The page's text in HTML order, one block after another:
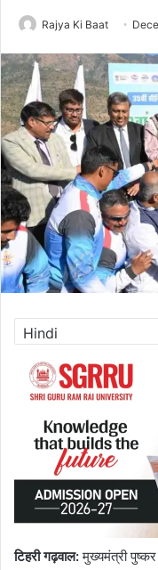
Rajya Ki Baat
टिहरी गढ़वाल:मुख्यमंत्री पुष्कर